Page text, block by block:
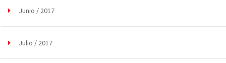
Junio / 2017
Julio / 2017